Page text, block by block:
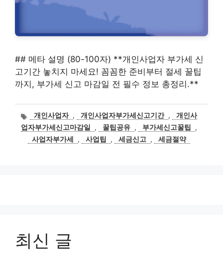
## 메타 설명 (80-100자) **개인사업자 부가세 신
고기간 놓치지 마세요! 꼼꼼한 준비부터 절세 꿀팁
까지, 부가세 신고 마감일 전 필수 정보 총정리.**
태
그
개인사업자 , 개인사업자부가세신고기간 ,
개인사
업자부가세신고마감일
, 꿀팁공유 , 부가세신고꿀팁
,
사업자부가세
, 사업팁 , 세금신고 , 세금절약
최신 글